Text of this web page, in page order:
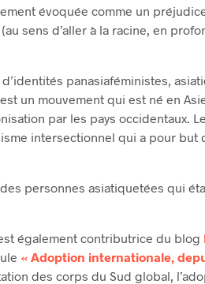
évoquée comme un
sens d’aller à la racine, en
panasiaféministes,
un mouvement qui est né en
par les pays occidentaux.
intersectionnel qui a pour but
personnes asiatiquetées qui
également contributrice du blog
« Adoption internationale,
des corps du Sud global,